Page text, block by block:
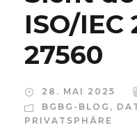
ISO/IEC
27560
28. MAI 2025
BGBG-BLOG ,
PRIVATSPHÄRE